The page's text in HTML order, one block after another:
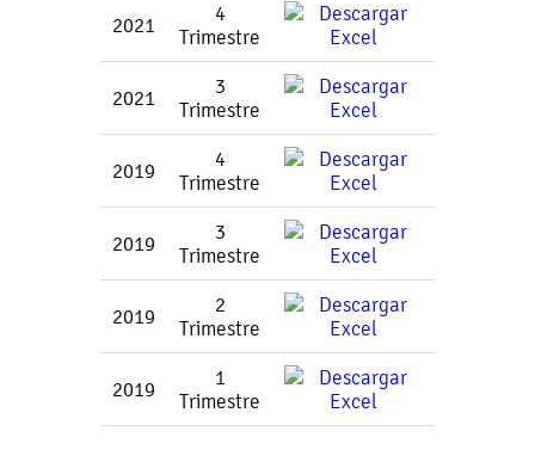
2021
4
Trimestre
2021
3
Trimestre
2019
4
Trimestre
2019
3
Trimestre
2019
2
Trimestre
2019
1
Trimestre